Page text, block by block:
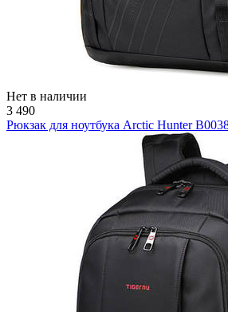
Нет в наличии
3 490
Рюкзак для ноутбука Arctic Hunter